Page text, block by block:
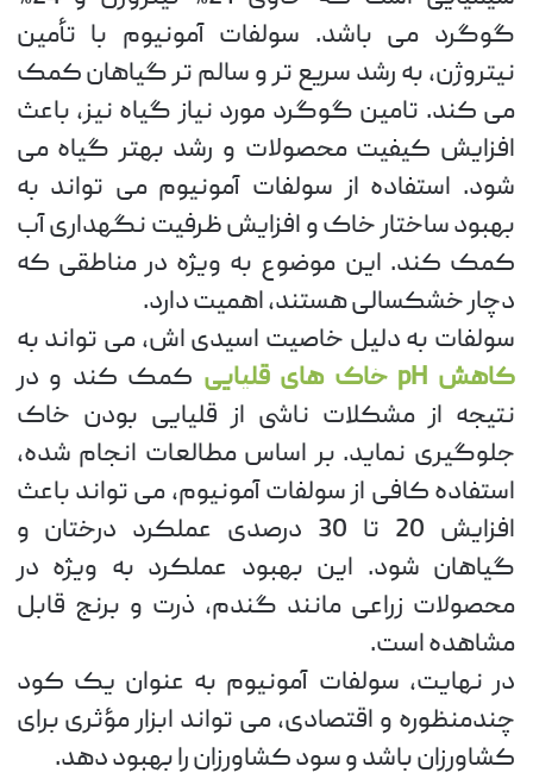
گوگرد می باشد. سولفات آمونیوم با تأمین
نیتروژن، به رشد سریع تر و سالم تر گیاهان کمک
می کند. تامین گوگرد مورد نیاز گیاه نیز، باعث
افزایش کیفیت محصولات و رشد بهتر گیاه می
شود. استفاده از سولفات آمونیوم می تواند به
بهبود ساختار خاک و افزایش ظرفیت نگهداری آب
کمک کند. این موضوع به ویژه در مناطقی که
دچار خشکسالی هستند، اهمیت دارد.
سولفات به دلیل خاصیت اسیدی اش، می تواند به
کاهش pH خاک های قلیایی
کمک کند و در
نتیجه از مشکلات ناشی از قلیایی بودن خاک
جلوگیری نماید. بر اساس مطالعات انجام شده،
استفاده کافی از سولفات آمونیوم، می تواند باعث
افزایش 20 تا 30 درصدی عملکرد درختان و
گیاهان شود. این بهبود عملکرد به ویژه در
محصولات زراعی مانند گندم، ذرت و برنج قابل
مشاهده است.
در نهایت، سولفات آمونیوم به عنوان یک کود
چندمنظوره و اقتصادی، می تواند ابزار مؤثری برای
کشاورزان باشد و سود کشاورزان را بهبود دهد.